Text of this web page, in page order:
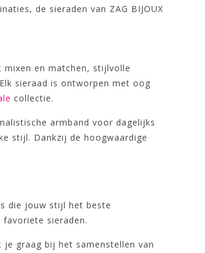
de sieraden van ZAG BIJOUX
mixen en matchen, stijlvolle
sieraad is ontworpen met oog
collectie.
armband voor dagelijks
stijl. Dankzij de hoogwaardige
die jouw stijl het beste
sieraden.
graag bij het samenstellen van